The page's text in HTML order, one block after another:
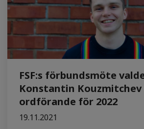
FSF:s förbundsmöte
Konstantin
ordförande för 2022
19.11.2021